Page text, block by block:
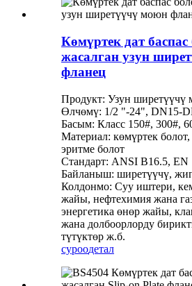
Көмүртек дат баспас
жасалган узун
фланец
Продукт: Узун ширетүүчү
Өлчөмү: 1/2 "-24", DN15-
Басым: Класс 150#, 300#,
Материал: көмүртек болот,
эритме болот
Стандарт: ANSI B16.5, EN
Байланыш: ширетүүчү,
Колдонмо: Суу иштери,
жайы, нефтехимия жана
энергетика өнөр жайы,
жана долбоорлорду
түтүктөр ж.б.
суроодетал